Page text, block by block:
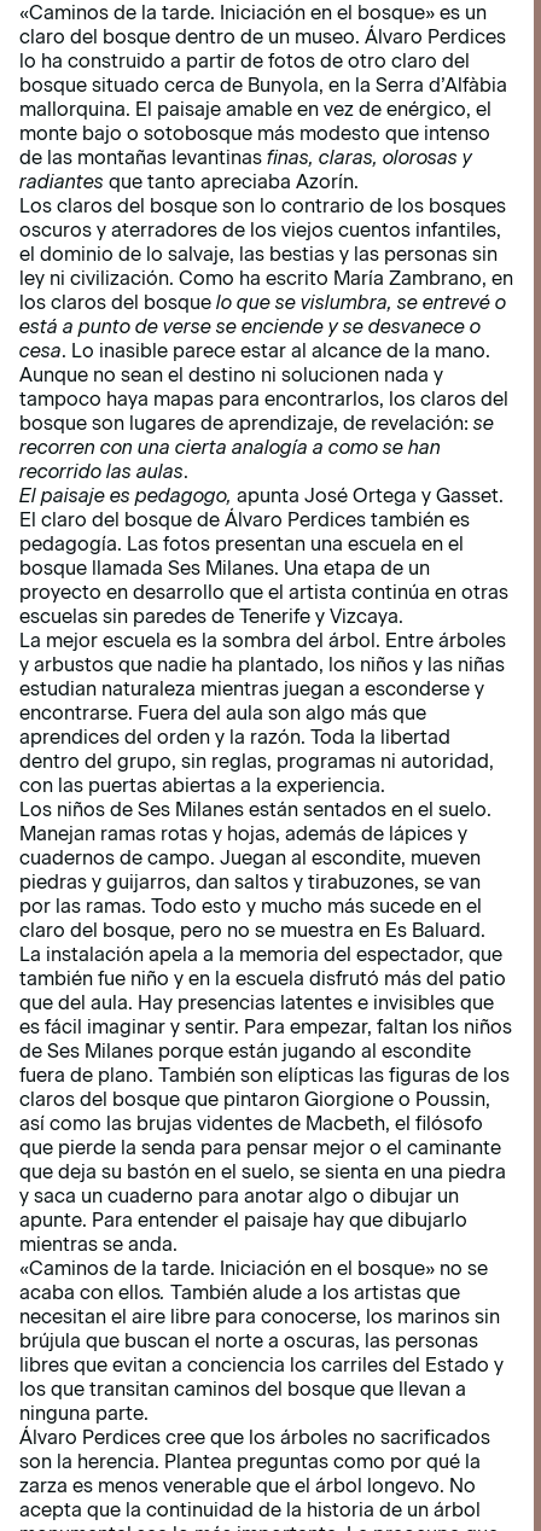
«Caminos de la tarde. Iniciación en el bosque» es un
claro del bosque dentro de un museo. Álvaro Perdices
lo ha construido a partir de fotos de otro claro del
bosque situado cerca de Bunyola, en la Serra d’Alfàbia
mallorquina. El paisaje amable en vez de enérgico, el
monte bajo o sotobosque más modesto que intenso
de las montañas levantinas finas, claras, olorosas y
radiantes que tanto apreciaba Azorín.
Los claros del bosque son lo contrario de los bosques
oscuros y aterradores de los viejos cuentos infantiles,
el dominio de lo salvaje, las bestias y las personas sin
ley ni civilización. Como ha escrito María Zambrano, en
los claros del bosque lo que se vislumbra, se entrevé o
está a punto de verse se enciende y se desvanece o
cesa. Lo inasible parece estar al alcance de la mano.
Aunque no sean el destino ni solucionen nada y
tampoco haya mapas para encontrarlos, los claros del
bosque son lugares de aprendizaje, de revelación: se
recorren con una cierta analogía a como se han
recorrido las aulas.
El paisaje es pedagogo, apunta José Ortega y Gasset.
El claro del bosque de Álvaro Perdices también es
pedagogía. Las fotos presentan una escuela en el
bosque llamada Ses Milanes. Una etapa de un
proyecto en desarrollo que el artista continúa en otras
escuelas sin paredes de Tenerife y Vizcaya.
La mejor escuela es la sombra del árbol. Entre árboles
y arbustos que nadie ha plantado, los niños y las niñas
estudian naturaleza mientras juegan a esconderse y
encontrarse. Fuera del aula son algo más que
aprendices del orden y la razón. Toda la libertad
dentro del grupo, sin reglas, programas ni autoridad,
con las puertas abiertas a la experiencia.
Los niños de Ses Milanes están sentados en el suelo.
Manejan ramas rotas y hojas, además de lápices y
cuadernos de campo. Juegan al escondite, mueven
piedras y guijarros, dan saltos y tirabuzones, se van
por las ramas. Todo esto y mucho más sucede en el
claro del bosque, pero no se muestra en Es Baluard.
La instalación apela a la memoria del espectador, que
también fue niño y en la escuela disfrutó más del patio
que del aula. Hay presencias latentes e invisibles que
es fácil imaginar y sentir. Para empezar, faltan los niños
de Ses Milanes porque están jugando al escondite
fuera de plano. También son elípticas las figuras de los
claros del bosque que pintaron Giorgione o Poussin,
así como las brujas videntes de Macbeth, el filósofo
que pierde la senda para pensar mejor o el caminante
que deja su bastón en el suelo, se sienta en una piedra
y saca un cuaderno para anotar algo o dibujar un
apunte. Para entender el paisaje hay que dibujarlo
mientras se anda.
«Caminos de la tarde. Iniciación en el bosque» no se
acaba con ellos. También alude a los artistas que
necesitan el aire libre para conocerse, los marinos sin
brújula que buscan el norte a oscuras, las personas
libres que evitan a conciencia los carriles del Estado y
los que transitan caminos del bosque que llevan a
ninguna parte.
Álvaro Perdices cree que los árboles no sacrificados
son la herencia. Plantea preguntas como por qué la
zarza es menos venerable que el árbol longevo. No
acepta que la continuidad de la historia de un árbol